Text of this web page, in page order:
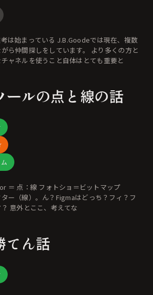
J.B.Goodeでは現在、複数
探しをしています。 より多くの方と
ャネルを使うこと自体はとても重要と
ールの点と線の話
ョ＝ビットマップ
ター（線）。ん？Figmaはどっち？フィ？フ
ィグ？もしや、フィマ？ 意外とここ、考えてな
てん話